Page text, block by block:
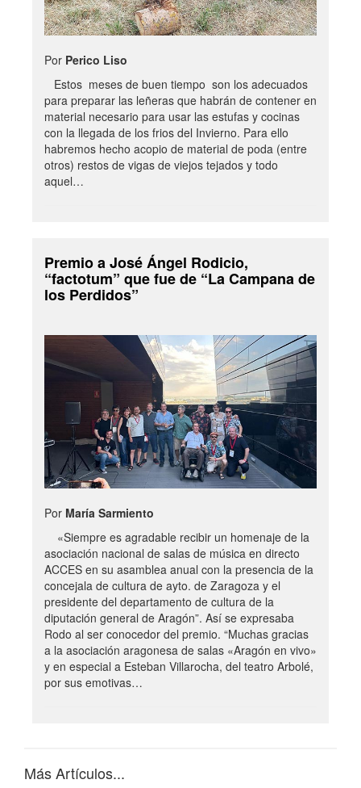
Por Perico Liso
Estos meses de buen tiempo son los adecuados
para preparar las leñeras que habrán de contener en
material necesario para usar las estufas y cocinas
con la llegada de los frios del Invierno. Para ello
habremos hecho acopio de material de poda (entre
otros) restos de vigas de viejos tejados y todo
aquel…
Premio a José Ángel Rodicio,
“factotum” que fue de “La Campana de
los Perdidos”
Por María Sarmiento
«Siempre es agradable recibir un homenaje de la
asociación nacional de salas de música en directo
ACCES en su asamblea anual con la presencia de la
concejala de cultura de ayto. de Zaragoza y el
presidente del departamento de cultura de la
diputación general de Aragón”. Así se expresaba
Rodo al ser conocedor del premio. “Muchas gracias
a la asociación aragonesa de salas «Aragón en vivo»
y en especial a Esteban Villarocha, del teatro Arbolé,
por sus emotivas…
Más Artículos...